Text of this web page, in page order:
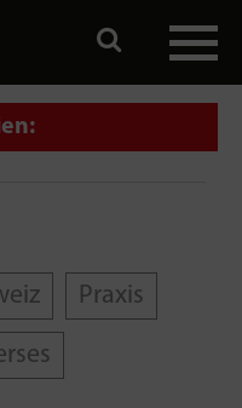
Praxis